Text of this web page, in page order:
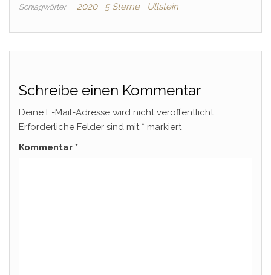
Schlagwörter 2020 5 Sterne Ullstein
Schreibe einen Kommentar
Deine E-Mail-Adresse wird nicht veröffentlicht.
Erforderliche Felder sind mit * markiert
Kommentar *